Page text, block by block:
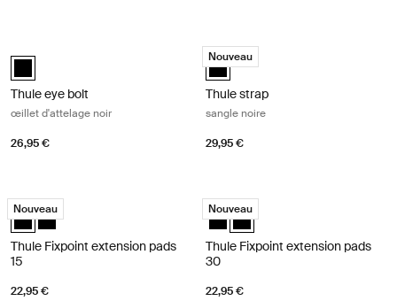
Thule eye bolt œillet d'attelage noir Black
Thule eye bolt Noir (selected)
Thule eye bolt
œillet d'attelage noir
26,95 €
Thule strap sangle noire Black
Nouveau
Thule strap Noir (selected)
Thule strap
sangle noire
29,95 €
Thule Fixpoint extension pads 15 Black
Nouveau
Thule Fixpoint extension pads Noir (selected)
Thule Fixpoint extension pads Noir
Thule Fixpoint extension pads
15
22,95 €
Thule Fixpoint extension pads 30
Nouveau
Thule Fixpoint extension pads
Thule Fixpoint extension
Thule Fixpoint extension pads
30
22,95 €